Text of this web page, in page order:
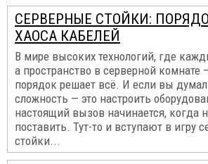
СЕРВЕРНЫЕ СТОЙКИ:
ХАОСА КАБЕЛЕЙ
В мире высоких технологий, где
а пространство в серверной комнате
порядок решает всё. И если вы
сложность — это настроить
настоящий вызов начинается, когда
поставить. Тут-то и вступают в игру
стойки...